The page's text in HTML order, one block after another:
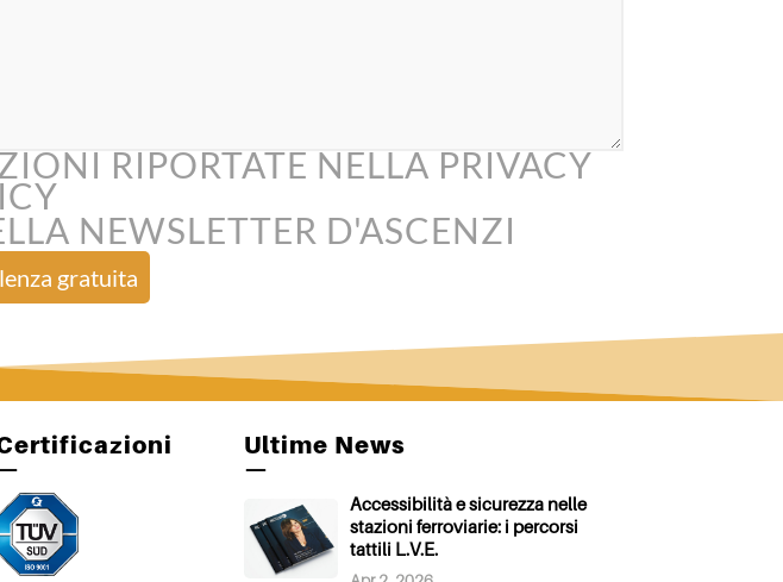
RIPORTATE NELLA PRIVACY
NEWSLETTER D'ASCENZI
Ultime News
—
Accessibilità e sicurezza nelle
stazioni ferroviarie: i percorsi
tattili L.V.E.